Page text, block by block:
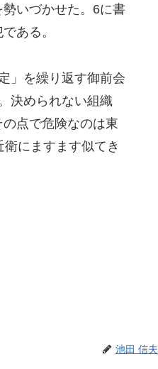
いづかせた。6に書
ある。
」を繰り返す御前会
決められない組織
点で危険なのは東
にますます似てき
池田 信夫